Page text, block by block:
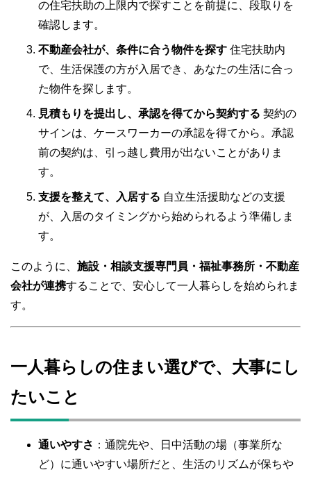
の住宅扶助の上限内で探すことを前提に、段取りを
確認します。
不動産会社が、条件に合う物件を探す 住宅扶助内
で、生活保護の方が入居でき、あなたの生活に合っ
た物件を探します。
見積もりを提出し、承認を得てから契約する 契約の
サインは、ケースワーカーの承認を得てから。承認
前の契約は、引っ越し費用が出ないことがありま
す。
支援を整えて、入居する 自立生活援助などの支援
が、入居のタイミングから始められるよう準備しま
す。
このように、 施設・相談支援専門員・福祉事務所・不動産
会社が連携することで、安心して一人暮らしを始められま
す。
一人暮らしの住まい選びで、大事にし
たいこと
通いやすさ ：通院先や、日中活動の場（事業所な
ど）に通いやすい場所だと、生活のリズムが保ちや